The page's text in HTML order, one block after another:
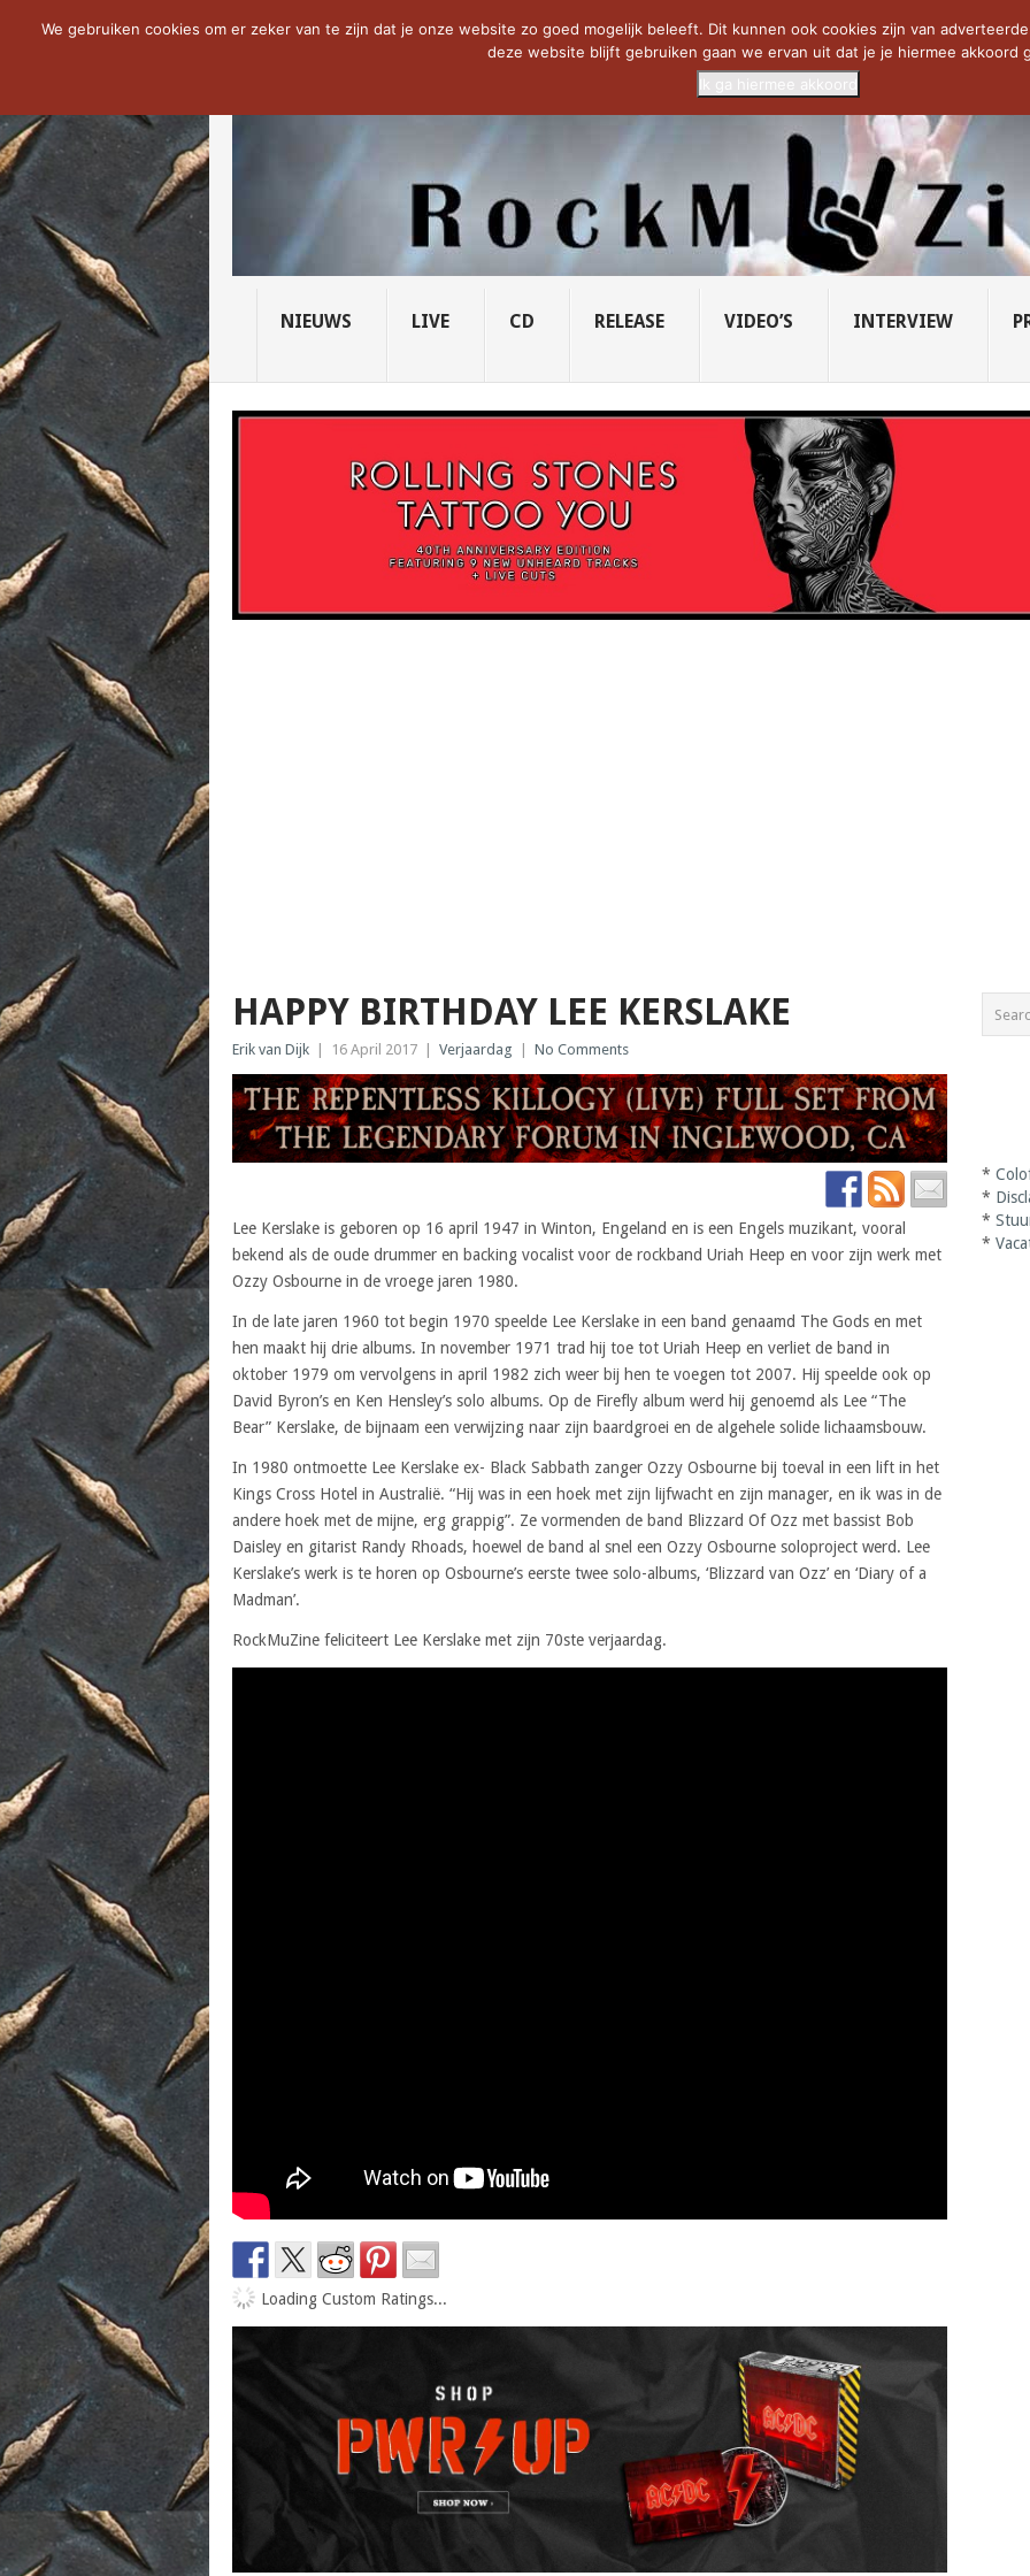
NOW TRENDING: THE VICIOUS HEAD SOCIETY... PRIDE OF LIONS – U... SAVATAGE KOMT TERUG IN 0...
NIEUWS LIVE CD RELEASE VIDEO’S INTERVIEW
HAPPY BIRTHDAY LEE KERSLAKE
Erik van Dijk 16 April 2017 Verjaardag No Comments
Lee Kerslake is geboren op 16 april 1947 in Winton, Engeland en is een Engels muzikant, vooral
bekend als de oude drummer en backing vocalist voor de rockband Uriah Heep en voor zijn werk met
Ozzy Osbourne in de vroege jaren 1980.
In de late jaren 1960 tot begin 1970 speelde Lee Kerslake in een band genaamd The Gods en met
hen maakt hij drie albums. In november 1971 trad hij toe tot Uriah Heep en verliet de band in
oktober 1979 om vervolgens in april 1982 zich weer bij hen te voegen tot 2007. Hij speelde ook op
David Byron’s en Ken Hensley’s solo albums. Op de Firefly album werd hij genoemd als Lee “The
Bear” Kerslake, de bijnaam een verwijzing naar zijn baardgroei en de algehele solide lichaamsbouw.
In 1980 ontmoette Lee Kerslake ex- Black Sabbath zanger Ozzy Osbourne bij toeval in een lift in het
Kings Cross Hotel in Australië. “Hij was in een hoek met zijn lijfwacht en zijn manager, en ik was in de
andere hoek met de mijne, erg grappig”. Ze vormenden de band Blizzard Of Ozz met bassist Bob
Daisley en gitarist Randy Rhoads, hoewel de band al snel een Ozzy Osbourne soloproject werd. Lee
Kerslake’s werk is te horen op Osbourne’s eerste twee solo-albums, ‘Blizzard van Ozz’ en ‘Diary of a
Madman’.
RockMuZine feliciteert Lee Kerslake met zijn 70ste verjaardag.
Loading Custom Ratings...
*
*
*
*
We gebruiken cookies om er zeker van te zijn dat je onze website zo goed mogelijk beleeft. Dit kunnen ook cookies zijn van
deze website blijft gebruiken gaan we ervan uit dat je je hiermee akkoord
Ik ga hiermee akkoord